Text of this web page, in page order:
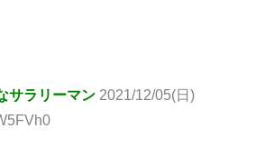
サラリーマン 2021/12/05(日)